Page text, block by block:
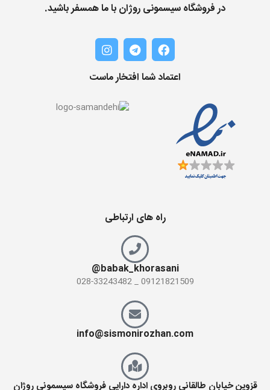
در فروشگاه سیسمونی روژان با ما همسفر باشید.
اعتماد شما افتخار ماست
راه های ارتباطی
babak_khorasani@
09121821509 _ 028-33243482
info@sismonirozhan.com
قزوین خیابان طالقانی روبروی اداره دارایی فروشگاه سیسمونی روژان